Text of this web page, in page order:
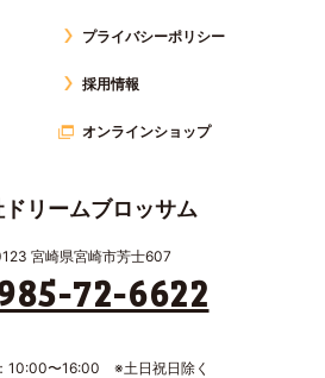
プライバシーポリシー
採用情報
オンラインショップ
リームブロッサム
宮崎県宮崎市芳士607
72-6622
10:00〜16:00 ※土日祝日除く